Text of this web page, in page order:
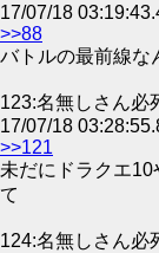
17/07/18
>>88
バトルの最前線な
123:名無しさん必
17/07/18
>>121
未だにドラクエ
て
124:名無しさん必